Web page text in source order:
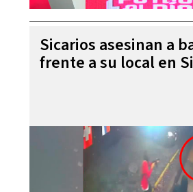
Sicarios asesinan a
frente a su local en